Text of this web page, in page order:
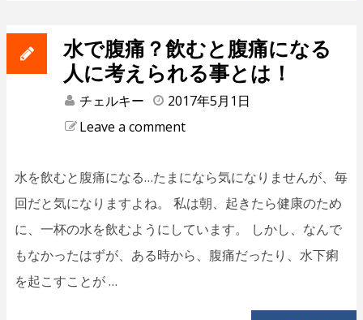
水で腹痛？飲むと腹痛になる
人に考えられる事とは！
チェルキー
2017年5月1日
Leave a comment
水を飲むと腹痛になる…たまになら気になりませんが、毎
回だと気になりますよね。 私は朝、起きたら健康のため
に、一杯の水を飲むようにしています。 しかし、なんで
もなかったはずが、ある時から、腹痛だったり、水下痢
を起こすことが …